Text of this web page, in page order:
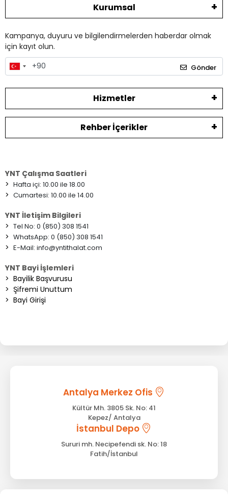
Kurumsal
Kampanya, duyuru ve bilgilendirmelerden haberdar olmak
için kayıt olun.
Gönder
Hizmetler
Rehber İçerikler
YNT Çalışma Saatleri
> Hafta içi: 10.00 ile 18.00
> Cumartesi: 10.00 ile 14.00
YNT İletişim Bilgileri
> Tel No: 0 (850) 308 1541
> WhatsApp: 0 (850) 308 1541
> E-Mail: info@yntithalat.com
YNT Bayi İşlemleri
> Bayilik Başvurusu
> Şifremi Unuttum
> Bayi Girişi
Antalya Merkez Ofis
Kültür Mh. 3805 Sk. No: 41
Kepez/ Antalya
İstanbul Depo
Sururi mh. Necipefendi sk. No: 18
Fatih/İstanbul